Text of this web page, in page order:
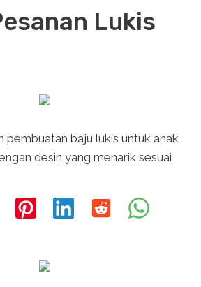
Lukis
pembuatan baju lukis untuk anak
desin yang menarik sesuai